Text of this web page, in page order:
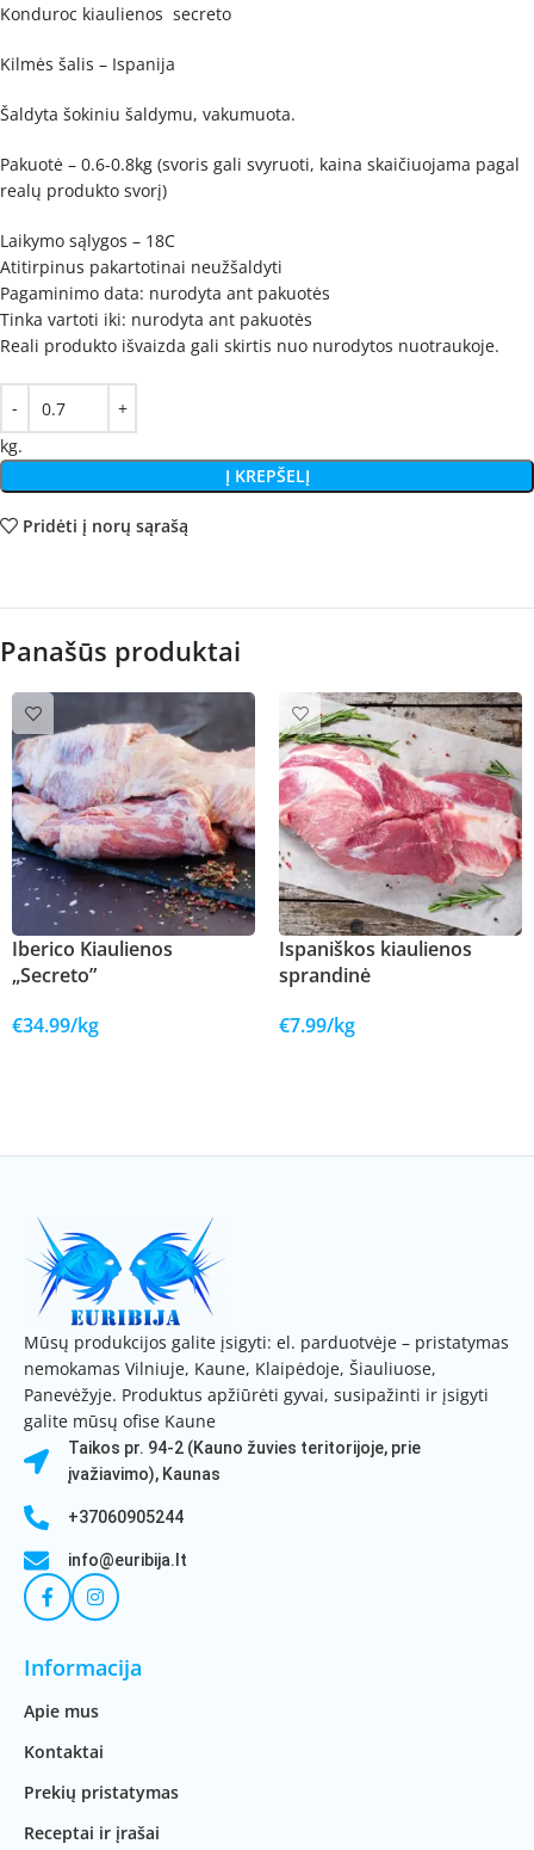
Konduroc kiaulienos secreto
Kilmės šalis – Ispanija
Šaldyta šokiniu šaldymu, vakumuota.
Pakuotė – 0.6-0.8kg (svoris gali svyruoti, kaina skaičiuojama pagal
realų produkto svorį)
Laikymo sąlygos – 18C
Atitirpinus pakartotinai neužšaldyti
Pagaminimo data: nurodyta ant pakuotės
Tinka vartoti iki: nurodyta ant pakuotės
Reali produkto išvaizda gali skirtis nuo nurodytos nuotraukoje.
kg.
Į KREPŠELĮ
Pridėti į norų sąrašą
Panašūs produktai
Iberico Kiaulienos
„Secreto”
€34.99/kg
Ispaniškos kiaulienos
sprandinė
€7.99/kg
Mūsų produkcijos galite įsigyti: el. parduotvėje – pristatymas
nemokamas Vilniuje, Kaune, Klaipėdoje, Šiauliuose,
Panevėžyje. Produktus apžiūrėti gyvai, susipažinti ir įsigyti
galite mūsų ofise Kaune
Taikos pr. 94-2 (Kauno žuvies teritorijoje, prie
įvažiavimo), Kaunas
+37060905244
info@euribija.lt
Informacija
Apie mus
Kontaktai
Prekių pristatymas
Receptai ir įrašai